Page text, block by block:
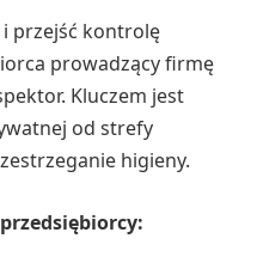
przejść kontrolę
prowadzący firmę
Kluczem jest
od strefy
higieny.